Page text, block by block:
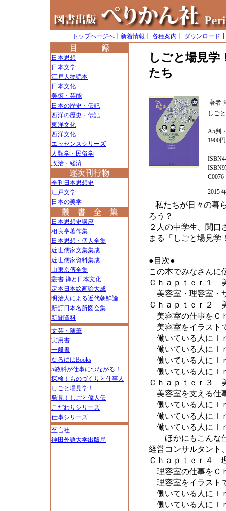
トップページへ 新着情報 各種案内 ダウンロード
日本思想
日本文学
江戸人物読本
日本文化
美術・芸能
日本の歴史・伝記
西洋の歴史・伝記
東洋文化
西洋文化
エッセンスシリーズ
人類学・民俗学
政治・経済
季刊日本思想史
江戸文学
日本の美学
日本思想史講座
相良亨著作集
日本思想・個人全集
近世儒家文集集成
近世儒家資料集成
山東京傳全集
叢書 禅と日本文化
定本日本絵画論大成
明治人による近代朝鮮論
新訂日本名所図会集
新聞資料
文芸・随筆
実用書
一般書
なるにはBooks
5教科が仕事につながる！
探検！ものづくりと仕事人
しごと場見学！
発見！しごと偉人伝
こだわりシリーズ
仕事シリーズ
至言社
神田外語大学出版局
しごと場見
たち
著者
しご
A5判
1900
C0076
2015
私たちが日々の暮
ろう？
２人の中学生、関
まる「しごと場見学
●目次●
この本でみなさんに
Ｃｈａｐｔｅｒ１
美容室・理容室・
Ｃｈａｐｔｅｒ２
美容室の仕事をＣ
美容室をイラスト
働いている人にＩ
働いている人にＩ
働いている人にＩ
働いている人にＩ
Ｃｈａｐｔｅｒ３
美容室を支える仕
働いている人にＩ
働いている人にＩ
働いている人にＩ
ほかにもこんな仕
経営コンサルタント
Ｃｈａｐｔｅｒ４
理容室の仕事をＣ
理容室をイラスト
働いている人にＩ
働いている人にＩ